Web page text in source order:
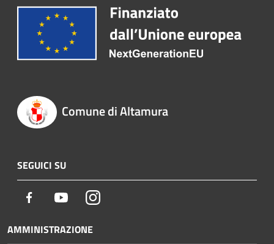
Comune di Altamura
SEGUICI SU
Facebook YoutubeInstagram
AMMINISTRAZIONE